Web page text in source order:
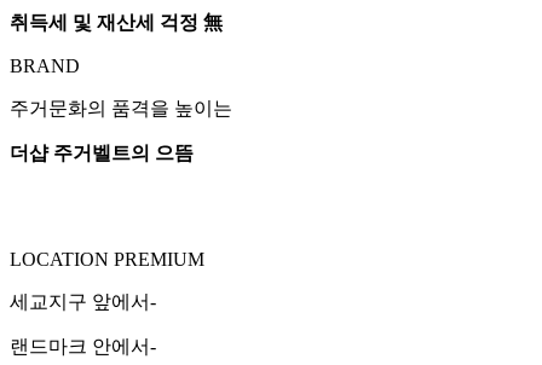
취득세 및 재산세 걱정 無
BRAND
주거문화의 품격을 높이는
더샵 주거벨트의 으뜸
LOCATION PREMIUM
세교지구 앞에서-
랜드마크 안에서-